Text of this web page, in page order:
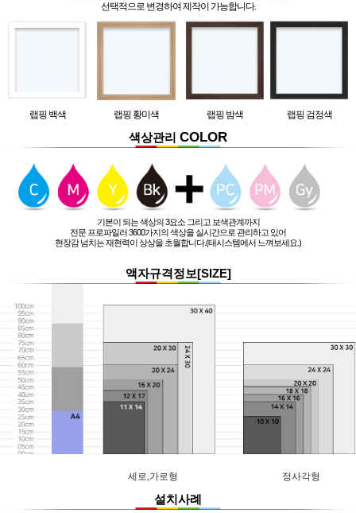
선택적으로 변경하여 제작이 가능합니다.
랩핑 백색 랩핑 황미색 랩핑 밤색 랩핑 검정색
색상관리 COLOR
기본이 되는 색상의 3요소 그리고 보색관계까지
전문 프로파일러 3600가지의 색상을 실시간으로 관리하고 있어
현장감 넘치는 재현력이 상상을 초월합니다.(태시스템에서 느껴보세요.)
액자규격정보[SIZE]
세로,가로형 정사각형
설치사례